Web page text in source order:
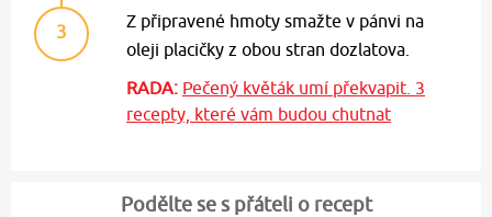
3
Z připravené hmoty smažte v pánvi na
oleji placičky z obou stran dozlatova.
RADA: Pečený květák umí překvapit. 3
recepty, které vám budou chutnat
Podělte se s přáteli o recept